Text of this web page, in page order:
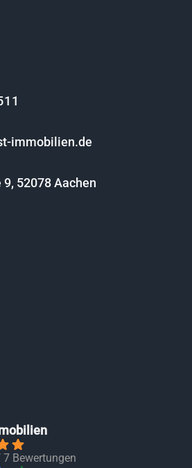
immobilien.de
52078 Aachen
Bewertungen